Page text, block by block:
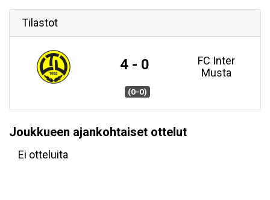
Tilastot
4 - 0
FC Inter
Musta
(0-0)
Joukkueen ajankohtaiset ottelut
Ei otteluita